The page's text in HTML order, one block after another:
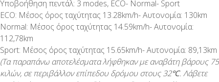
Υποβοήθηση πεντάλ: 3 modes, ECO- Normal- Sport
ECO: Μέσος όρος ταχύτητας 13.28km/h- Αυτονομία: 130km
Normal: Μέσος όρος ταχύτητας 14.59km/h- Αυτονομία:
112,78km
Sport: Μέσος όρος ταχύτητας 15.65km/h- Αυτονομία: 89,13km
(Τα παραπάνω αποτελέσματα λήφθηκαν με αναβάτη βάρους 75
κιλών, σε περιβάλλον επίπεδου δρόμου στους 32℃. Λάβετε